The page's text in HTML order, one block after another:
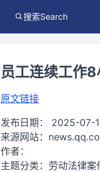
搜索Search
员工连续工作
原文链接
发布日期： 2025-07-
来源网站：
作者：
主题分类： 劳动法律案